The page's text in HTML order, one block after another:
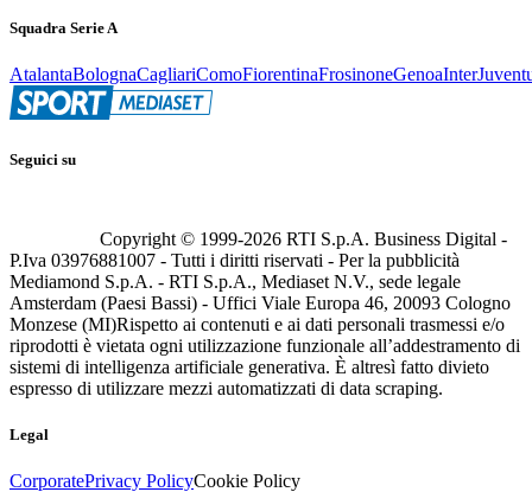
Squadra Serie A
AtalantaBolognaCagliariComoFiorentinaFrosinoneGenoaInter
Seguici su
Copyright © 1999-2026 RTI S.p.A. Business Digital -
P.Iva 03976881007 - Tutti i diritti riservati - Per la pubblicità
Mediamond S.p.A. - RTI S.p.A., Mediaset N.V., sede legale
Amsterdam (Paesi Bassi) - Uffici Viale Europa 46, 20093 Cologno
Monzese (MI)Rispetto ai contenuti e ai dati personali trasmessi e/o
riprodotti è vietata ogni utilizzazione funzionale all’addestramento di
sistemi di intelligenza artificiale generativa. È altresì fatto divieto
espresso di utilizzare mezzi automatizzati di data scraping.
Legal
CorporatePrivacy PolicyCookie Policy